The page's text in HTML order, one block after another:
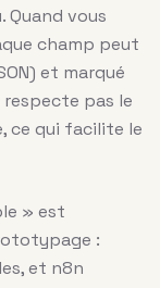
Quand vous
champ peut
et marqué
pas le
ce qui facilite le
» est
:
et n8n